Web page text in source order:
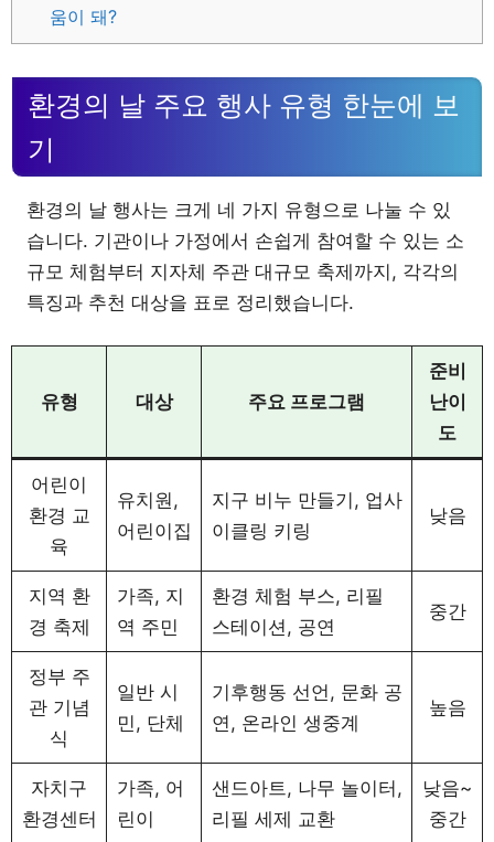
움이 돼?
환경의 날 주요 행사 유형 한눈에 보
기
환경의 날 행사는 크게 네 가지 유형으로 나눌 수 있
습니다. 기관이나 가정에서 손쉽게 참여할 수 있는 소
규모 체험부터 지자체 주관 대규모 축제까지, 각각의
특징과 추천 대상을 표로 정리했습니다.
유형 대상 주요 프로그램
준비
난이
도
어린이
환경 교
육
유치원,
어린이집
지구 비누 만들기, 업사
이클링 키링
낮음
지역 환
경 축제
가족, 지
역 주민
환경 체험 부스, 리필
스테이션, 공연
중간
정부 주
관 기념
식
일반 시
민, 단체
기후행동 선언, 문화 공
연, 온라인 생중계
높음
자치구
환경센터
가족, 어
린이
샌드아트, 나무 놀이터,
리필 세제 교환
낮음~
중간